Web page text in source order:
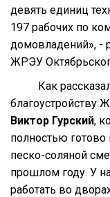
девять единиц
197 рабочих по
домовладений», -
ЖРЭУ
Как
благоустройству
Виктор Гурский,
полностью
песко-соляной
прошлом году. У
работать во